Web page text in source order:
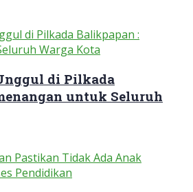
di Pilkada
untuk Seluruh